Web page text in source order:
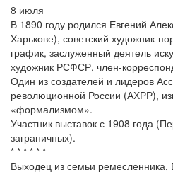
8 июля
В 1890 году родился Евгений
Харькове), советский художник-
график, заслуженный деятель
художник РСФСР, член-
Один из создателей и лидеров
революционной России (АХРР),
«формализмом».
Участник выставок с 1908 года
заграничных).
* * * * * *
Выходец из семьи ремесленника,